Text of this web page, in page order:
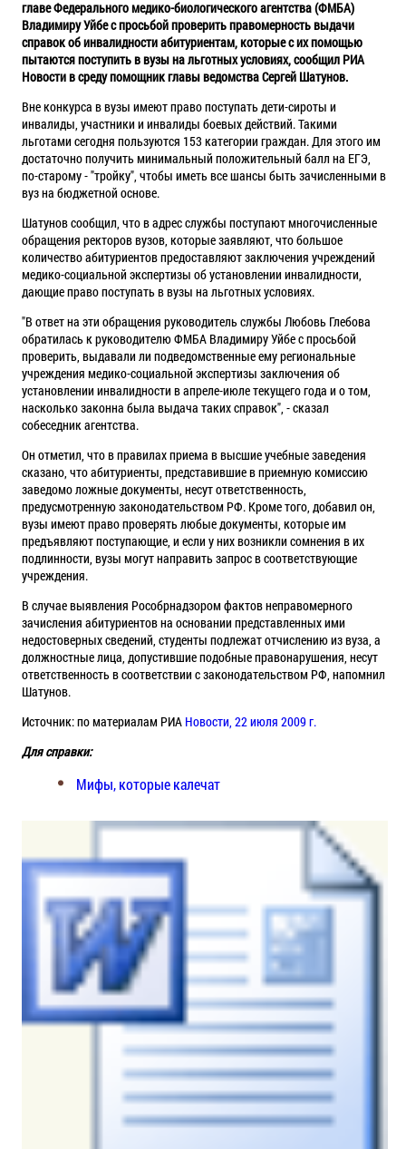
главе Федерального медико-биологического агентства (ФМБА)
Владимиру Уйбе с просьбой проверить правомерность выдачи
справок об инвалидности абитуриентам, которые с их помощью
пытаются поступить в вузы на льготных условиях, сообщил РИА
Новости в среду помощник главы ведомства Сергей Шатунов.
Вне конкурса в вузы имеют право поступать дети-сироты и
инвалиды, участники и инвалиды боевых действий. Такими
льготами сегодня пользуются 153 категории граждан. Для этого им
достаточно получить минимальный положительный балл на ЕГЭ,
по-старому - "тройку", чтобы иметь все шансы быть зачисленными в
вуз на бюджетной основе.
Шатунов сообщил, что в адрес службы поступают многочисленные
обращения ректоров вузов, которые заявляют, что большое
количество абитуриентов предоставляют заключения учреждений
медико-социальной экспертизы об установлении инвалидности,
дающие право поступать в вузы на льготных условиях.
"В ответ на эти обращения руководитель службы Любовь Глебова
обратилась к руководителю ФМБА Владимиру Уйбе с просьбой
проверить, выдавали ли подведомственные ему региональные
учреждения медико-социальной экспертизы заключения об
установлении инвалидности в апреле-июле текущего года и о том,
насколько законна была выдача таких справок", - сказал
собеседник агентства.
Он отметил, что в правилах приема в высшие учебные заведения
сказано, что абитуриенты, представившие в приемную комиссию
заведомо ложные документы, несут ответственность,
предусмотренную законодательством РФ. Кроме того, добавил он,
вузы имеют право проверять любые документы, которые им
предъявляют поступающие, и если у них возникли сомнения в их
подлинности, вузы могут направить запрос в соответствующие
учреждения.
В случае выявления Рособрнадзором фактов неправомерного
зачисления абитуриентов на основании представленных ими
недостоверных сведений, студенты подлежат отчислению из вуза, а
должностные лица, допустившие подобные правонарушения, несут
ответственность в соответствии с законодательством РФ, напомнил
Шатунов.
Источник: по материалам РИА Новости, 22 июля 2009 г.
Для справки:
Мифы, которые калечат